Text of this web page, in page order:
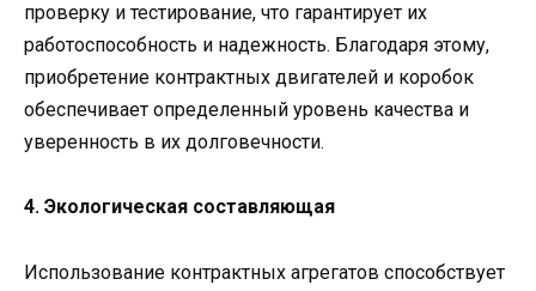
проверку и тестирование, что гарантирует их
работоспособность и надежность. Благодаря этому,
приобретение контрактных двигателей и коробок
обеспечивает определенный уровень качества и
уверенность в их долговечности.
4. Экологическая составляющая
Использование контрактных агрегатов способствует